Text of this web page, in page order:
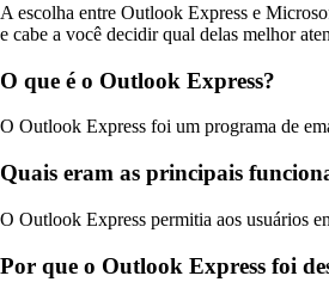
A escolha entre Outlook Express e
e cabe a você decidir qual delas melhor
O que é o Outlook Express?
O Outlook Express foi um programa de
Quais eram as principais
O Outlook Express permitia aos usuários
Por que o Outlook Express foi